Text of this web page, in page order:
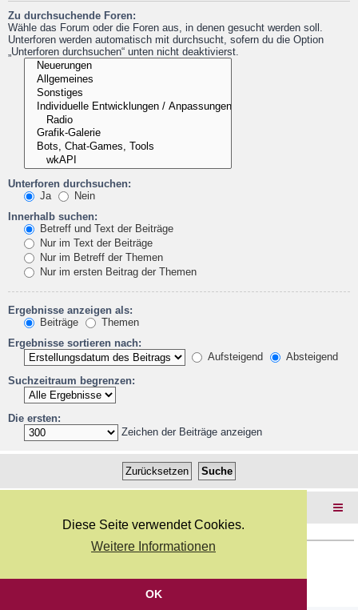
Diese Seite verwendet Cookies.
Weitere Informationen
OK
Zu durchsuchende Foren:
Wähle das Forum oder die Foren aus, in denen gesucht werden soll.
Unterforen werden automatisch mit durchsucht, sofern du die Option
„Unterforen durchsuchen“ unten nicht deaktivierst.
Unterforen durchsuchen:
Ja
Nein
Innerhalb suchen:
Betreff und Text der Beiträge
Nur im Text der Beiträge
Nur im Betreff der Themen
Nur im ersten Beitrag der Themen
Ergebnisse anzeigen als:
Beiträge
Themen
Ergebnisse sortieren nach:
Aufsteigend
Absteigend
Suchzeitraum begrenzen:
Die ersten:
Zeichen der Beiträge anzeigen
Deutsche Übersetzung durchphpBB.de